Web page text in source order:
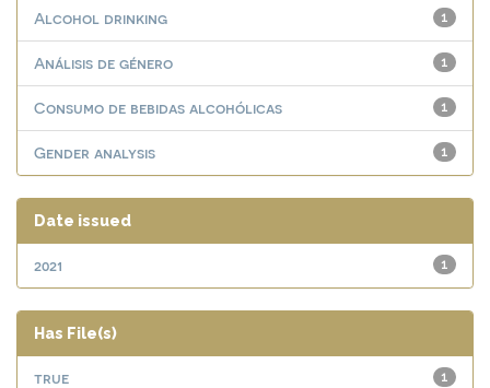
1
Alcohol drinking
1
Análisis de género
1
Consumo de bebidas alcohólicas
1
Gender analysis
Date issued
1
2021
Has File(s)
1
true